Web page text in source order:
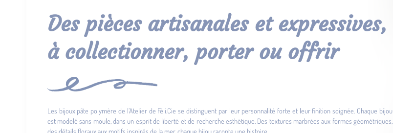
Des pièces artisanales et expressives,
à collectionner, porter ou offrir
Les bijoux pâte polymère de l’Atelier de Féli.Cie se distinguent par leur personnalité forte et leur finition soignée. Chaque bijou
est modelé sans moule, dans un esprit de liberté et de recherche esthétique. Des textures marbrées aux formes géométriques,
des détails floraux aux motifs inspirés de la mer, chaque bijou raconte une histoire.